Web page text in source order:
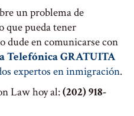
un problema de
que pueda tener
dude en comunicarse con
Telefónica GRATUITA
expertos en inmigración.
Law hoy al:(202) 918-